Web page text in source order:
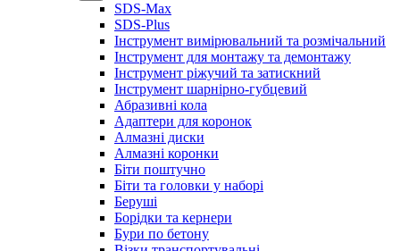
SDS-Max
SDS-Plus
Інструмент вимірювальний та розмічальний
Інструмент для монтажу та демонтажу
Інструмент ріжучий та затискний
Інструмент шарнірно-губцевий
Абразивні кола
Адаптери для коронок
Алмазні диски
Алмазні коронки
Біти поштучно
Біти та головки у наборі
Беруші
Борідки та кернери
Бури по бетону